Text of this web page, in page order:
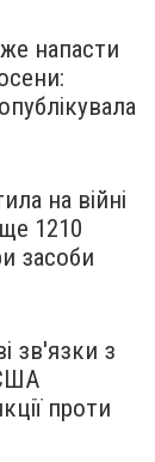
напасти
на війні
1210
засоби
зв'язки з
проти